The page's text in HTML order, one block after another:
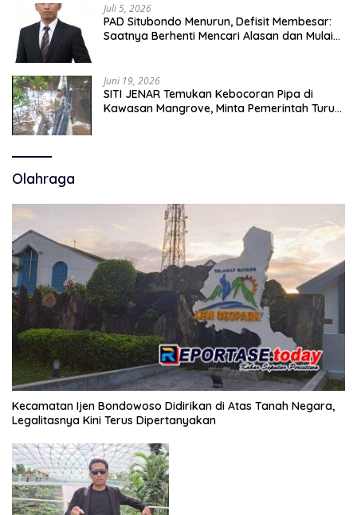
Juli 5, 2026
PAD Situbondo Menurun, Defisit Membesar:
Saatnya Berhenti Mencari Alasan dan Mulai
Juni 19, 2026
SITI JENAR Temukan Kebocoran Pipa di
Kawasan Mangrove, Minta Pemerintah Turun
Olahraga
Kecamatan Ijen Bondowoso Didirikan di Atas Tanah Negara,
Legalitasnya Kini Terus Dipertanyakan